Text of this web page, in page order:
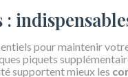
:
pour maintenir
piquets
supportent mieux les